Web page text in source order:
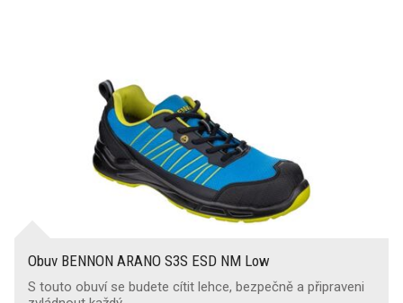
Obuv BENNON ARANO S3S ESD NM Low
S touto obuví se budete cítit lehce, bezpečně a připraveni